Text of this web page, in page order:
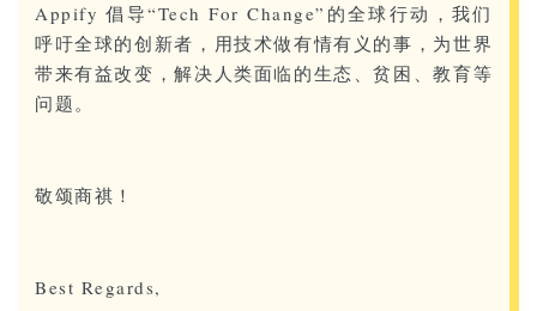
Appify 倡导“Tech For Change”的全球行动，我们
呼吁全球的创新者，用技术做有情有义的事，为世界
带来有益改变，解决人类面临的生态、贫困、教育等
问题。
敬颂商祺！
Best Regards,